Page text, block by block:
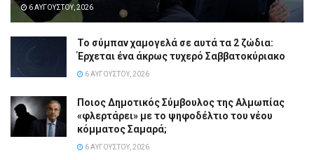
6 ΑΥΓΟΎΣΤΟΥ, 2026
Το σύμπαν χαμογελά σε αυτά τα 2 ζώδια:
Έρχεται ένα άκρως τυχερό Σαββατοκύριακο
6 ΑΥΓΟΎΣΤΟΥ, 2026
Ποιος Δημοτικός Σύμβουλος της Αλμωπίας
«φλερτάρει» με το ψηφοδέλτιο του νέου
κόμματος Σαμαρά;
6 ΑΥΓΟΎΣΤΟΥ, 2026